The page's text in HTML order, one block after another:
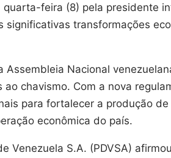
feira (8) pela presidente
significativas transformações
Nacional
chavismo. Com a nova
para fortalecer a produção de
econômica do país.
Venezuela S.A. (PDVSA)